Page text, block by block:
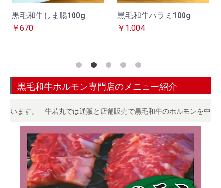
黒毛和牛特上ホルモン
100g
黒毛和牛レバー100g
￥410
黒毛和牛ホルモン専門店のメニュー紹介
。 牛若丸では通販と店舗販売で黒毛和牛のホルモンを中心に取り